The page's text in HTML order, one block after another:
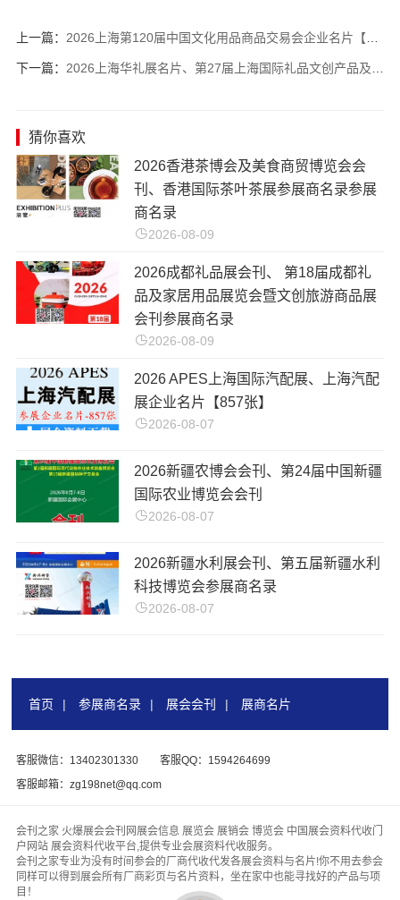
上一篇： 2026上海第120届中国文化用品商品交易会企业名片【419张】CSF文化会 上海文具展文教用品
下一篇： 2026上海华礼展名片、第27届上海国际礼品文创产品及家居展/上海礼品展企业名片【577张】
猜你喜欢
2026香港茶博会及美食商贸博览会会
刊、香港国际茶叶茶展参展商名录参展
商名录
2026-08-09
2026成都礼品展会刊、 第18届成都礼
品及家居用品展览会暨文创旅游商品展
会刊参展商名录
2026-08-09
2026 APES上海国际汽配展、上海汽配
展企业名片【857张】
2026-08-07
​2026新疆农博会会刊、第24届中国新疆
国际农业博览会会刊
2026-08-07
2026新疆水利展会刊、第五届新疆水利
科技博览会参展商名录
2026-08-07
首页 | 参展商名录 | 展会会刊 | 展商名片
客服微信：13402301330
客服QQ：1594264699
客服邮箱：zg198net@qq.com
会刊之家 火爆展会会刊网展会信息 展览会 展销会 博览会 中国展会资料代收门
户网站 展会资料代收平台,提供专业会展资料代收服务。
会刊之家专业为没有时间参会的厂商代收代发各展会资料与名片!你不用去参会
同样可以得到展会所有厂商彩页与名片资料，坐在家中也能寻找好的产品与项
目！